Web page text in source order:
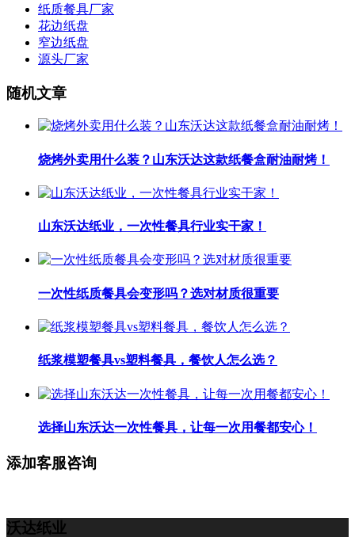
纸质餐具厂家
花边纸盘
窄边纸盘
源头厂家
随机文章
烧烤外卖用什么装？山东沃达这款纸餐盒耐油耐烤！
山东沃达纸业，一次性餐具行业实干家！
一次性纸质餐具会变形吗？选对材质很重要
纸浆模塑餐具vs塑料餐具，餐饮人怎么选？
选择山东沃达一次性餐具，让每一次用餐都安心！
添加客服咨询
沃达纸业